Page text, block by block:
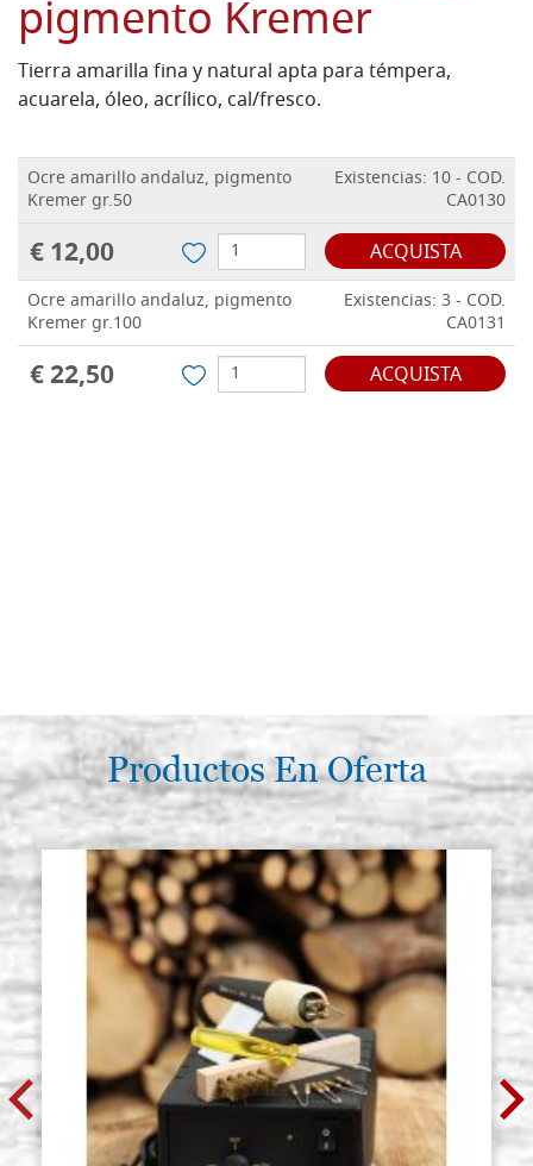
pigmento Kremer
Tierra amarilla fina y natural apta para témpera,
acuarela, óleo, acrílico, cal/fresco.
Ocre amarillo andaluz, pigmento
Kremer gr.50
Existencias: 10 - COD.
CA0130
€ 12,00 ACQUISTA
Ocre amarillo andaluz, pigmento
Kremer gr.100
Existencias: 3 - COD.
CA0131
€ 22,50 ACQUISTA
Productos En Oferta